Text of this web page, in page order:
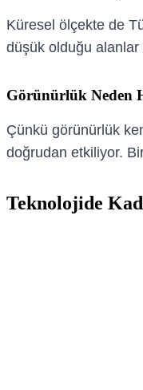
Küresel ölçekte de
düşük olduğu alanlar
Görünürlük Neden
Çünkü görünürlük
doğrudan etkiliyor.
Teknolojide